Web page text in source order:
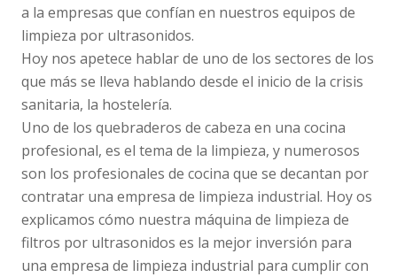
a la empresas que confían en nuestros equipos de
limpieza por ultrasonidos.
Hoy nos apetece hablar de uno de los sectores de los
que más se lleva hablando desde el inicio de la crisis
sanitaria, la hostelería.
Uno de los quebraderos de cabeza en una cocina
profesional, es el tema de la limpieza, y numerosos
son los profesionales de cocina que se decantan por
contratar una empresa de limpieza industrial. Hoy os
explicamos cómo nuestra máquina de limpieza de
filtros por ultrasonidos es la mejor inversión para
una empresa de limpieza industrial para cumplir con